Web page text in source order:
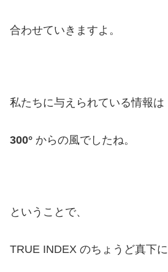
合わせていきますよ。
私たちに与えられている情報は
300° からの風でしたね。
ということで、
TRUE INDEX のちょうど真下に